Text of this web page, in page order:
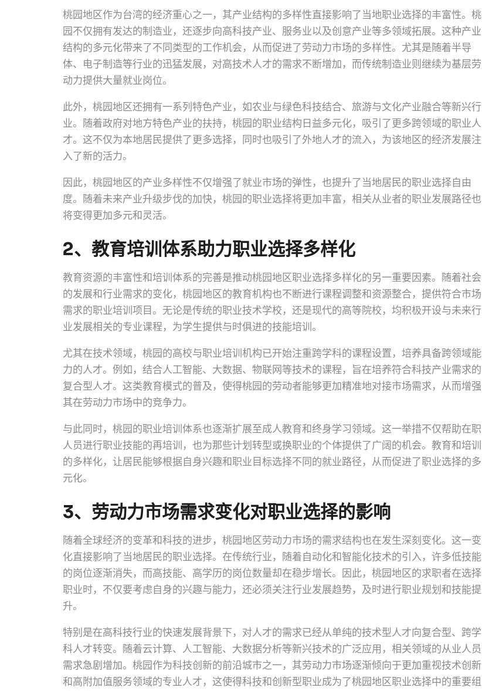
桃园地区作为台湾的经济重心之一，其产业结构的多样性直接影响了当地职业选择的丰富性。桃
园不仅拥有发达的制造业，还逐步向高科技产业、服务业以及创意产业等多领域拓展。这种产业
结构的多元化带来了不同类型的工作机会，从而促进了劳动力市场的多样性。尤其是随着半导
体、电子制造等行业的迅猛发展，对高技术人才的需求不断增加，而传统制造业则继续为基层劳
动力提供大量就业岗位。
此外，桃园地区还拥有一系列特色产业，如农业与绿色科技结合、旅游与文化产业融合等新兴行
业。随着政府对地方特色产业的扶持，桃园的职业结构日益多元化，吸引了更多跨领域的职业人
才。这不仅为本地居民提供了更多选择，同时也吸引了外地人才的流入，为该地区的经济发展注
入了新的活力。
因此，桃园地区的产业多样性不仅增强了就业市场的弹性，也提升了当地居民的职业选择自由
度。随着未来产业升级步伐的加快，桃园的职业选择将更加丰富，相关从业者的职业发展路径也
将变得更加多元和灵活。
2、教育培训体系助力职业选择多样化
教育资源的丰富性和培训体系的完善是推动桃园地区职业选择多样化的另一重要因素。随着社会
的发展和行业需求的变化，桃园地区的教育机构也不断进行课程调整和资源整合，提供符合市场
需求的职业培训项目。无论是传统的职业技术学校，还是现代的高等院校，均积极开设与未来行
业发展相关的专业课程，为学生提供与时俱进的技能培训。
尤其在技术领域，桃园的高校与职业培训机构已开始注重跨学科的课程设置，培养具备跨领域能
力的人才。例如，结合人工智能、大数据、物联网等技术的课程，旨在培养符合科技产业需求的
复合型人才。这类教育模式的普及，使得桃园的劳动者能够更加精准地对接市场需求，从而增强
其在劳动力市场中的竞争力。
与此同时，桃园的职业培训体系也逐渐扩展至成人教育和终身学习领域。这一举措不仅帮助在职
人员进行职业技能的再培训，也为那些计划转型或换职业的个体提供了广阔的机会。教育和培训
的多样化，让居民能够根据自身兴趣和职业目标选择不同的就业路径，从而促进了职业选择的多
元化。
3、劳动力市场需求变化对职业选择的影响
随着全球经济的变革和科技的进步，桃园地区劳动力市场的需求结构也在发生深刻变化。这一变
化直接影响了当地居民的职业选择。在传统行业，随着自动化和智能化技术的引入，许多低技能
的岗位逐渐消失，而高技能、高学历的岗位数量却在稳步增长。因此，桃园地区的求职者在选择
职业时，不仅要考虑自身的兴趣与能力，还必须关注行业发展趋势，及时进行职业规划和技能提
升。
特别是在高科技行业的快速发展背景下，对人才的需求已经从单纯的技术型人才向复合型、跨学
科人才转变。随着云计算、人工智能、大数据分析等新兴技术的广泛应用，相关领域的从业人员
需求急剧增加。桃园作为科技创新的前沿城市之一，其劳动力市场逐渐倾向于更加重视技术创新
和高附加值服务领域的专业人才，这使得科技和创新型职业成为了桃园地区职业选择中的重要组